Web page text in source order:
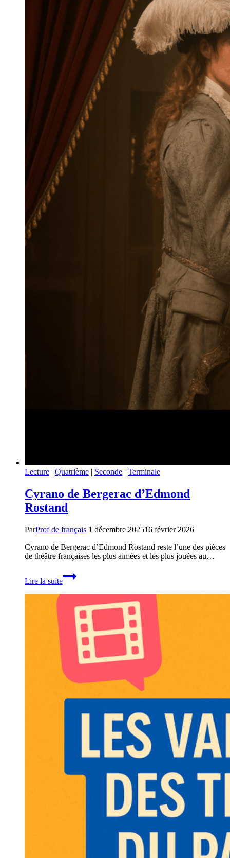
Lecture | Quatrième | Seconde | Terminale
Cyrano de Bergerac d’Edmond
Rostand
ParProf de français 1 décembre 202516 février 2026
Cyrano de Bergerac d’Edmond Rostand reste l’une des pièces
de théâtre françaises les plus aimées et les plus jouées au…
Lire la suite
Cyrano
de
Rostand